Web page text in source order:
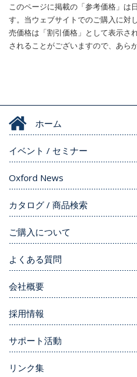
このページに掲載の「参考価格」は
す。当ウェブサイトでのご購入に対
売価格は「割引価格」として表示さ
されることがございますので、あら
ホーム
イベント / セミナー
Oxford News
カタログ / 商品検索
ご購入について
よくある質問
会社概要
採用情報
サポート活動
リンク集